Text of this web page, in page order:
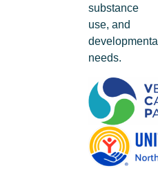
substance
use, and
developmental
needs.